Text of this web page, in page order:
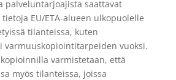
palveluntarjoajista saattavat
EU/ETA-alueen ulkopuolelle
tilanteissa, kuten
varmuuskopiointitarpeiden vuoksi.
varmistetaan, että
myös tilanteissa, joissa